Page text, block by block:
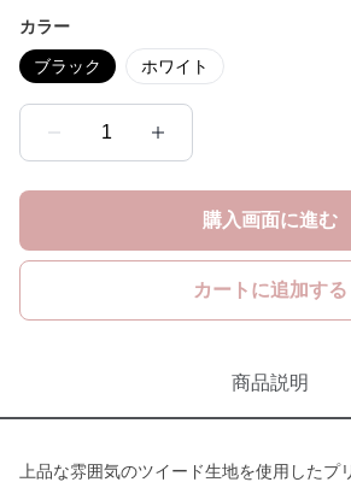
カラー
ブラック ホワイト
1
購入画面に進む
カートに追加する
商品説明
上品な雰囲気のツイード生地を使用したプ